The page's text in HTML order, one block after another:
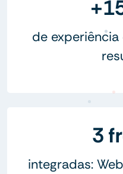
de
3
integradas: